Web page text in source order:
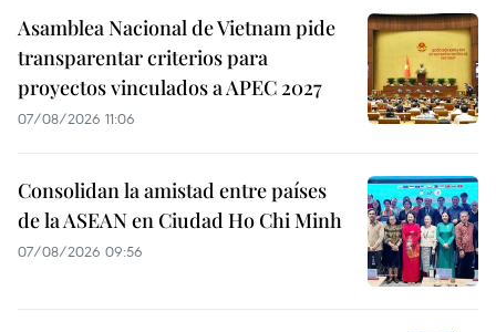
Asamblea Nacional de Vietnam pide
transparentar criterios para
proyectos vinculados a APEC 2027
07/08/2026 11:06
Consolidan la amistad entre países
de la ASEAN en Ciudad Ho Chi Minh
07/08/2026 09:56